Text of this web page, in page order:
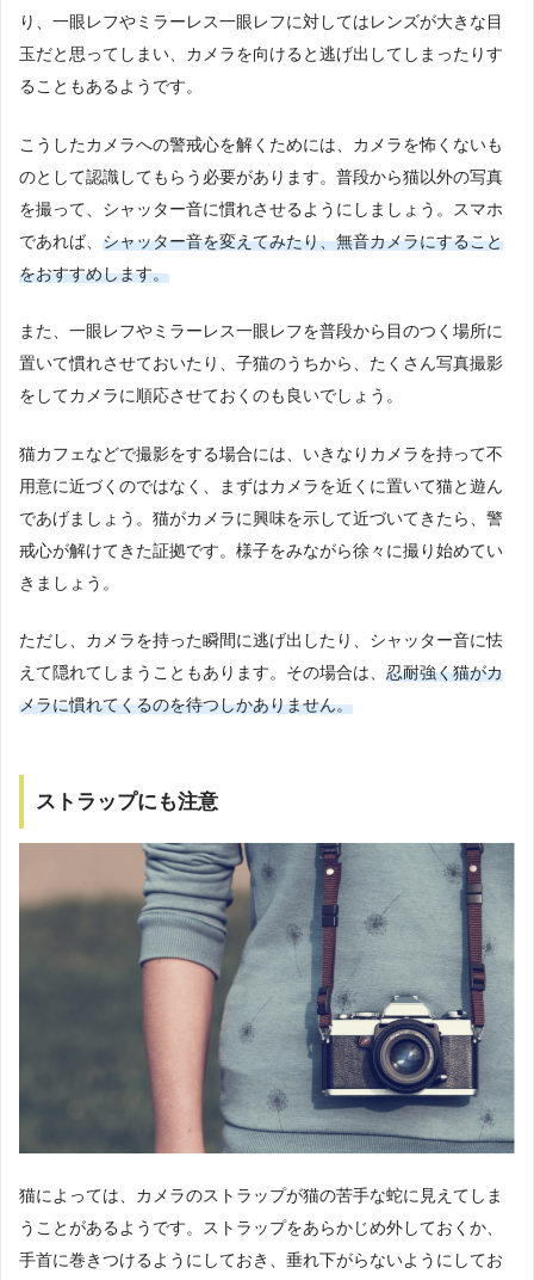
り、一眼レフやミラーレス一眼レフに対してはレンズが大きな目
玉だと思ってしまい、カメラを向けると逃げ出してしまったりす
ることもあるようです。
こうしたカメラへの警戒心を解くためには、カメラを怖くないも
のとして認識してもらう必要があります。普段から猫以外の写真
を撮って、シャッター音に慣れさせるようにしましょう。スマホ
であれば、 シャッター音を変えてみたり、無音カメラにすること
をおすすめします。
また、一眼レフやミラーレス一眼レフを普段から目のつく場所に
置いて慣れさせておいたり、子猫のうちから、たくさん写真撮影
をしてカメラに順応させておくのも良いでしょう。
猫カフェなどで撮影をする場合には、いきなりカメラを持って不
用意に近づくのではなく、まずはカメラを近くに置いて猫と遊ん
であげましょう。猫がカメラに興味を示して近づいてきたら、警
戒心が解けてきた証拠です。様子をみながら徐々に撮り始めてい
きましょう。
ただし、カメラを持った瞬間に逃げ出したり、シャッター音に怯
えて隠れてしまうこともあります。その場合は、 忍耐強く猫がカ
メラに慣れてくるのを待つしかありません。
ストラップにも注意
猫によっては、カメラのストラップが猫の苦手な蛇に見えてしま
うことがあるようです。ストラップをあらかじめ外しておくか、
手首に巻きつけるようにしておき、垂れ下がらないようにしてお